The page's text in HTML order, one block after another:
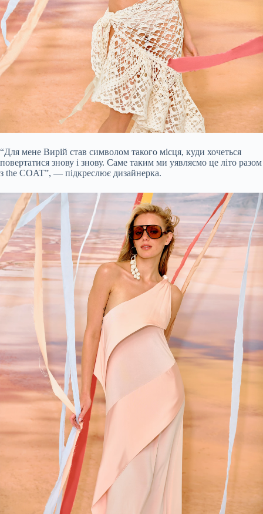
“Для мене Вирій став символом такого місця, куди хочеться
повертатися знову і знову. Саме таким ми уявляємо це літо разом
з the COAT”, — підкреслює дизайнерка.